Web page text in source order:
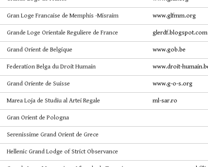
Gran Loge Francaise de Memphis -Misraim www.glfmm.org
Grande Loge Orientale Reguliere de France glerdf.blogspot.com
Grand Orient de Belgique www.gob.be
Federation Belga du Droit Humain www.droit-
Grand Oriente de Suisse www.g-o-s.org
Marea Loja de Studiu al Artei Regale ml-sar.ro
Gran Orient de Pologna
Serenissime Grand Orient de Grece
Hellenic Grand Lodge of Strict Observance